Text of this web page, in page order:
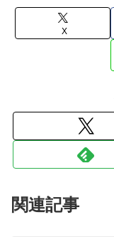
X
関連記事